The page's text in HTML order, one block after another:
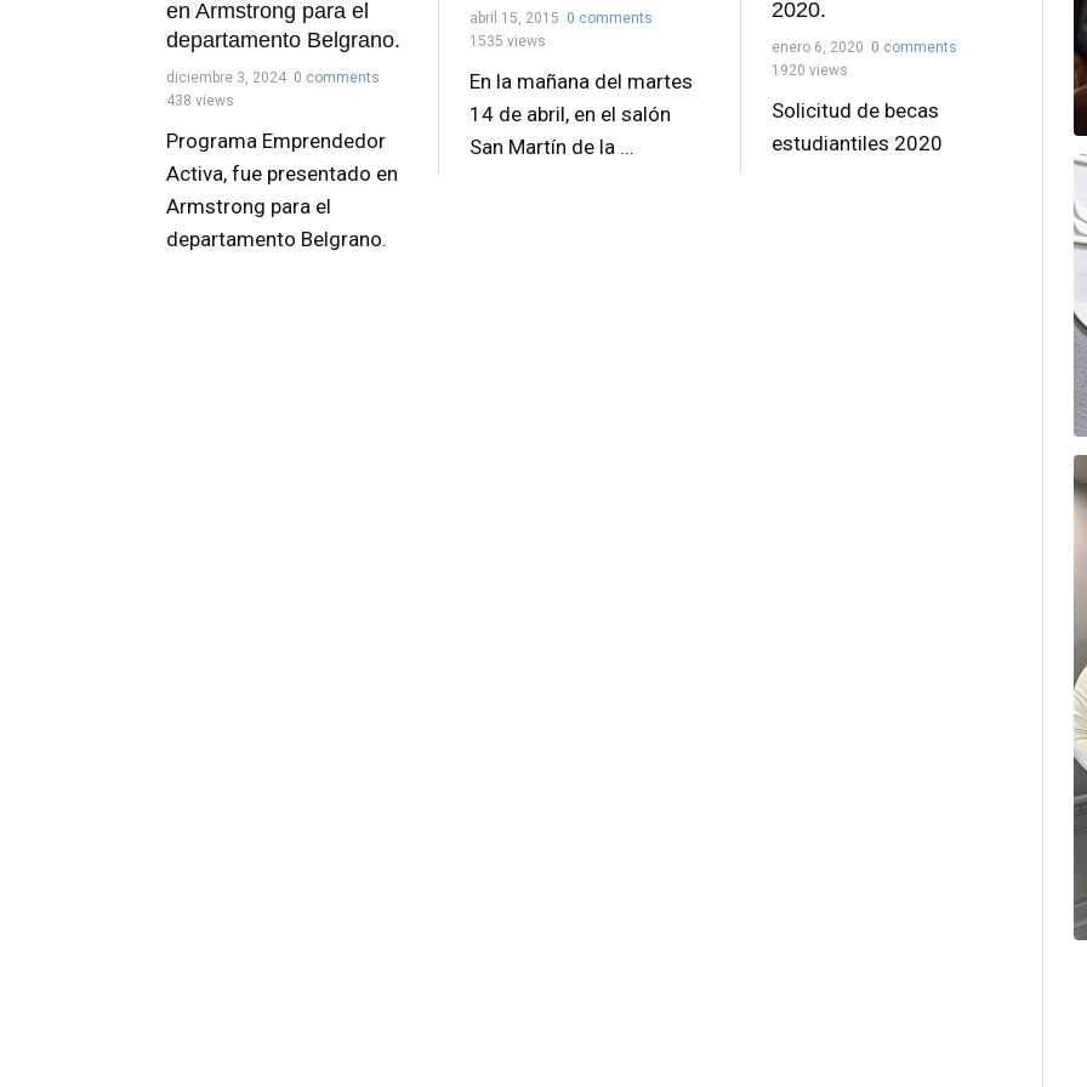
en Armstrong para el
departamento Belgrano.
diciembre 3, 2024 0 comments
438 views
Programa Emprendedor
Activa, fue presentado en
Armstrong para el
departamento Belgrano.
abril 15, 2015 0 comments
1535 views
En la mañana del martes
14 de abril, en el salón
San Martín de la ...
2020.
enero 6, 2020 0 comments
1920 views
Solicitud de becas
estudiantiles 2020